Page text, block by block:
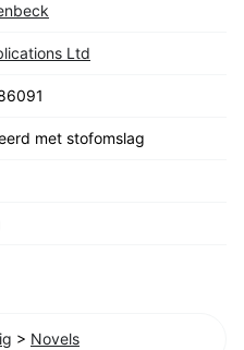
Ltd
met stofomslag
> Novels